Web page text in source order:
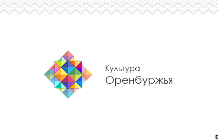
Культура
Оренбуржья